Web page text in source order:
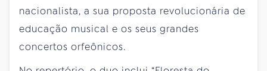
nacionalista, a sua proposta revolucionária de
educação musical e os seus grandes
concertos orfeônicos.